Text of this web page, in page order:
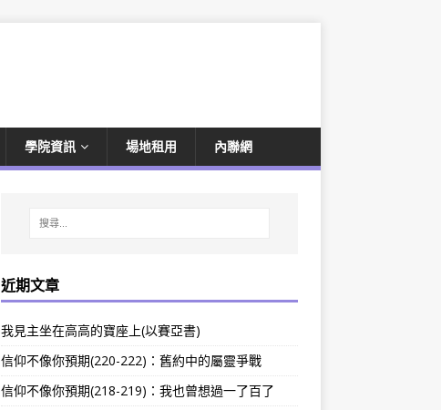
學院資訊 場地租用 內聯網
近期文章
我見主坐在高高的寶座上(以賽亞書)
信仰不像你預期(220-222)：舊約中的屬靈爭戰
信仰不像你預期(218-219)：我也曾想過一了百了